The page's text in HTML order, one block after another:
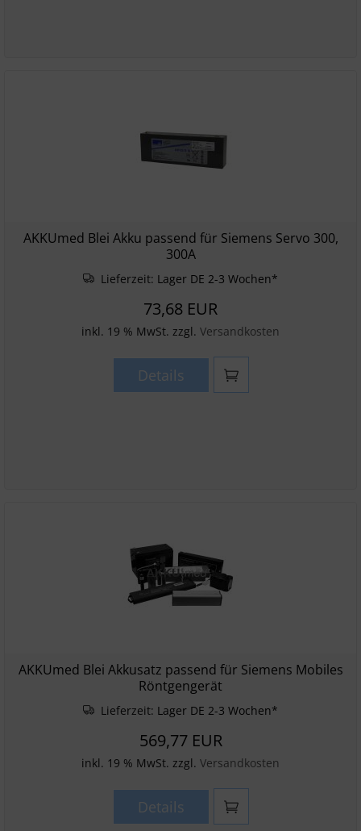
AKKUmed Blei Akku passend für Siemens Servo 300,
300A
Lieferzeit: Lager DE 2-3 Wochen*
73,68 EUR
inkl. 19 % MwSt. zzgl. Versandkosten
Details
AKKUmed Blei Akkusatz passend für Siemens Mobiles
Röntgengerät
Lieferzeit: Lager DE 2-3 Wochen*
569,77 EUR
inkl. 19 % MwSt. zzgl. Versandkosten
Details